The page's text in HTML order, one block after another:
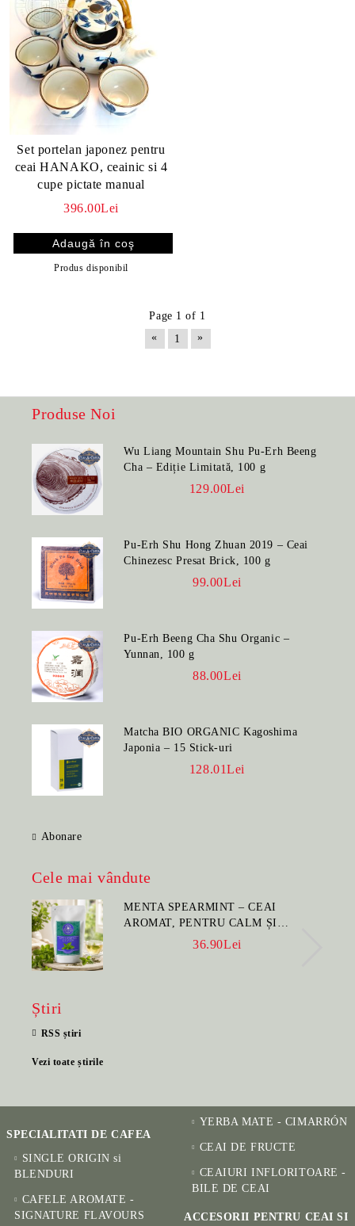
Set portelan japonez pentru
ceai HANAKO, ceainic si 4
cupe pictate manual
396.00Lei
Produs disponibil
Page 1 of 1
«
1 »
Produse Noi
Wu Liang Mountain Shu Pu-Erh Beeng
Cha – Ediție Limitată, 100 g
129.00Lei
Pu-Erh Shu Hong Zhuan 2019 – Ceai
Chinezesc Presat Brick, 100 g
99.00Lei
Pu-Erh Beeng Cha Shu Organic –
Yunnan, 100 g
88.00Lei
Matcha BIO ORGANIC Kagoshima
Japonia – 15 Stick-uri
128.01Lei
Abonare
Cele mai vândute
MENTA SPEARMINT – CEAI
AROMAT, PENTRU CALM ȘI
BENEFIC PENTRU SĂNĂTATE
36.90Lei
Știri
RSS știri
Vezi toate știrile
SPECIALITATI DE CAFEA
SINGLE ORIGIN si
BLENDURI
CAFELE AROMATE -
SIGNATURE FLAVOURS
YERBA MATE - CIMARRÓN
CEAI DE FRUCTE
CEAIURI INFLORITOARE -
BILE DE CEAI
ACCESORII PENTRU CEAI SI